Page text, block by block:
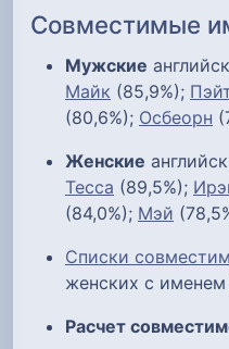
Совместимые
Мужские
Майк (85,9%);
(80,6%); Осбеорн
Женские
Тесса (89,5%);
(84,0%); Мэй
Списки
женских с именем
Расчет